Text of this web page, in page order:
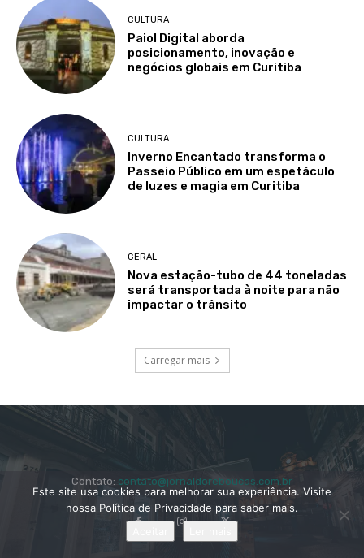
CULTURA
Paiol Digital aborda
posicionamento, inovação e
negócios globais em Curitiba
CULTURA
Inverno Encantado transforma o
Passeio Público em um espetáculo
de luzes e magia em Curitiba
GERAL
Nova estação-tubo de 44 toneladas
será transportada à noite para não
impactar o trânsito
Carregar mais
Contato: contato@jornaldoreboucas.com.br
Este site usa cookies para melhorar sua experiência. Visite
nossa Política de Privacidade para saber mais.